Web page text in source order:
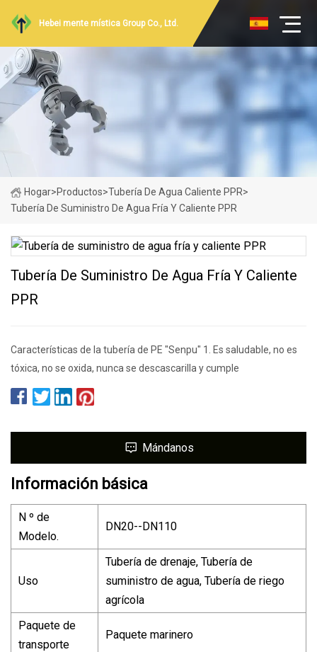
Hebei mente mística Group Co., Ltd.
Hogar>Productos>Tubería De Agua Caliente PPR>
Tubería De Suministro De Agua Fría Y Caliente PPR
Tubería De Suministro De Agua Fría Y Caliente
PPR
Características de la tubería de PE "Senpu" 1. Es saludable, no es
tóxica, no se oxida, nunca se descascarilla y cumple
Mándanos
Información básica
N º de
Modelo.
DN20--DN110
Uso
Tubería de drenaje, Tubería de
suministro de agua, Tubería de riego
agrícola
Paquete de
transporte
Paquete marinero